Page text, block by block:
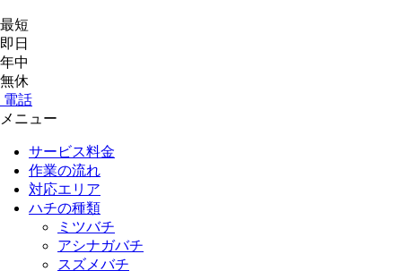
最短
即日
年中
無休
電話
メニュー
サービス料金
作業の流れ
対応エリア
ハチの種類
ミツバチ
アシナガバチ
スズメバチ